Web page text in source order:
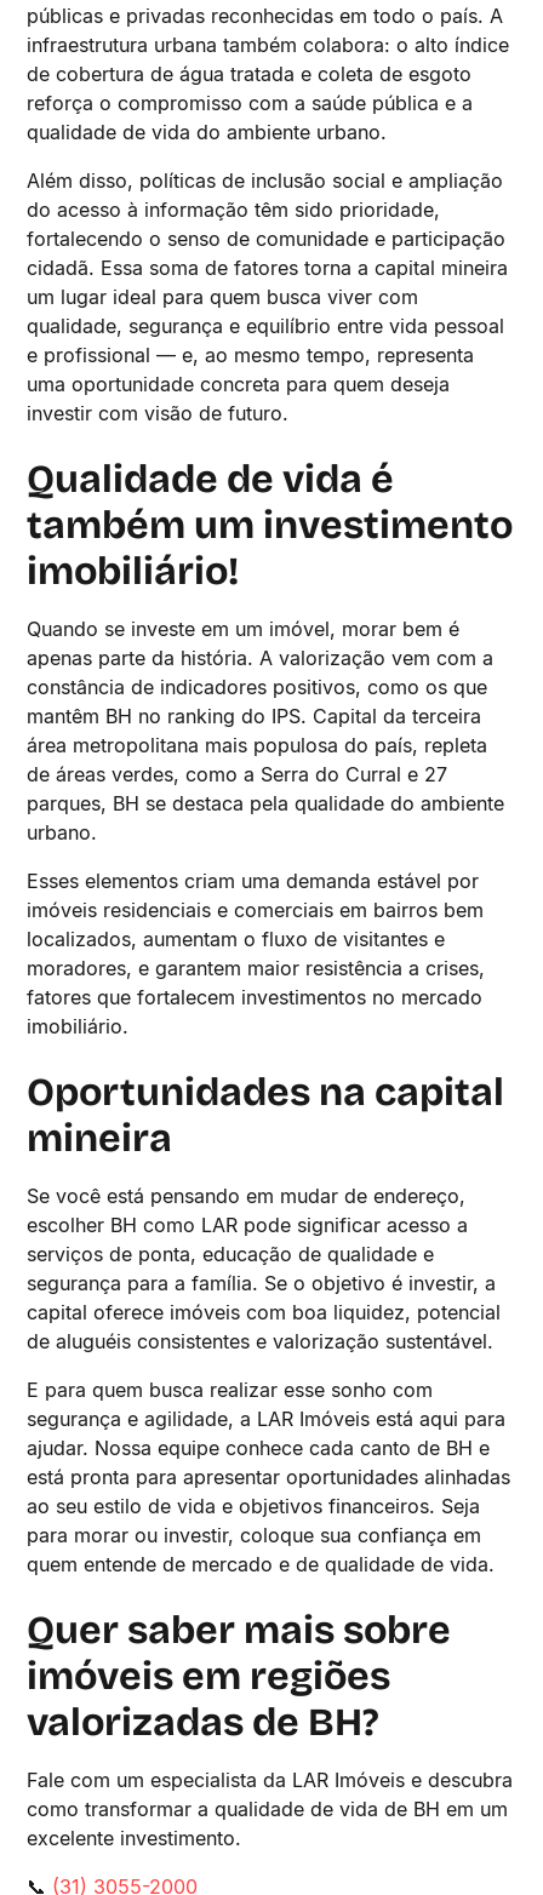
públicas e privadas reconhecidas em todo o país. A
infraestrutura urbana também colabora: o alto índice
de cobertura de água tratada e coleta de esgoto
reforça o compromisso com a saúde pública e a
qualidade de vida do ambiente urbano.
Além disso, políticas de inclusão social e ampliação
do acesso à informação têm sido prioridade,
fortalecendo o senso de comunidade e participação
cidadã. Essa soma de fatores torna a capital mineira
um lugar ideal para quem busca viver com
qualidade, segurança e equilíbrio entre vida pessoal
e profissional — e, ao mesmo tempo, representa
uma oportunidade concreta para quem deseja
investir com visão de futuro.
Qualidade de vida é
também um investimento
imobiliário!
Quando se investe em um imóvel, morar bem é
apenas parte da história. A valorização vem com a
constância de indicadores positivos, como os que
mantêm BH no ranking do IPS. Capital da terceira
área metropolitana mais populosa do país, repleta
de áreas verdes, como a Serra do Curral e 27
parques, BH se destaca pela qualidade do ambiente
urbano.
Esses elementos criam uma demanda estável por
imóveis residenciais e comerciais em bairros bem
localizados, aumentam o fluxo de visitantes e
moradores, e garantem maior resistência a crises,
fatores que fortalecem investimentos no mercado
imobiliário.
Oportunidades na capital
mineira
Se você está pensando em mudar de endereço,
escolher BH como LAR pode significar acesso a
serviços de ponta, educação de qualidade e
segurança para a família. Se o objetivo é investir, a
capital oferece imóveis com boa liquidez, potencial
de aluguéis consistentes e valorização sustentável.
E para quem busca realizar esse sonho com
segurança e agilidade, a LAR Imóveis está aqui para
ajudar. Nossa equipe conhece cada canto de BH e
está pronta para apresentar oportunidades alinhadas
ao seu estilo de vida e objetivos financeiros. Seja
para morar ou investir, coloque sua confiança em
quem entende de mercado e de qualidade de vida.
Quer saber mais sobre
imóveis em regiões
valorizadas de BH?
Fale com um especialista da LAR Imóveis e descubra
como transformar a qualidade de vida de BH em um
excelente investimento.
📞 (31) 3055-2000